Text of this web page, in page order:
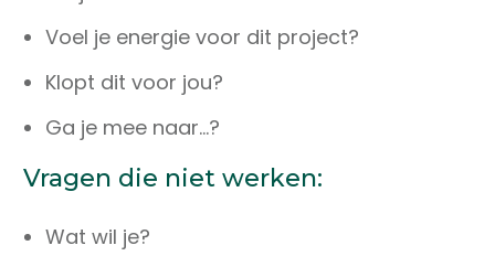
Voel je energie voor dit project?
Klopt dit voor jou?
Ga je mee naar...?
Vragen die niet werken:
Wat wil je?